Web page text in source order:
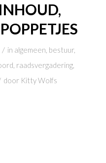
/ in algemeen, bestuur,
, raadsvergadering,
door Kitty Wolfs